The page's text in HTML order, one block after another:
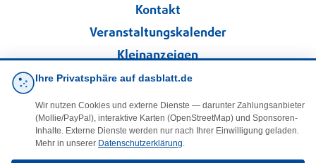
Kontakt
Veranstaltungskalender
Kleinanzeigen
Folgen Sie uns!
Ihre Privatsphäre auf dasblatt.de
Wir nutzen Cookies und externe Dienste — darunter Zahlungsanbieter
(Mollie/PayPal), interaktive Karten (OpenStreetMap) und Sponsoren-
Inhalte. Externe Dienste werden nur nach Ihrer Einwilligung geladen.
Mehr in unserer Datenschutzerklärung.